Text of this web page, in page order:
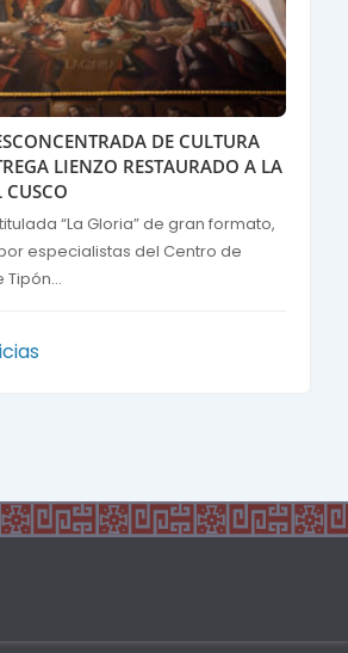
DE CULTURA
LIENZO RESTAURADO A LA
CUSCO
“La Gloria” de gran formato,
especialistas del Centro de